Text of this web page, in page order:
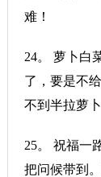
难！
24。 萝卜白
了，要是不
不到半拉萝
25。 祝福一
把问候带到